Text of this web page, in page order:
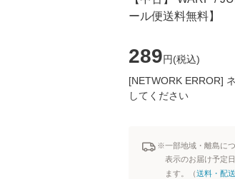
ール便送料無料】
289円(税込)
[NETWORK ERROR]
してください
※一部地域・離島に
表示のお届け予定
ます。（送料・配